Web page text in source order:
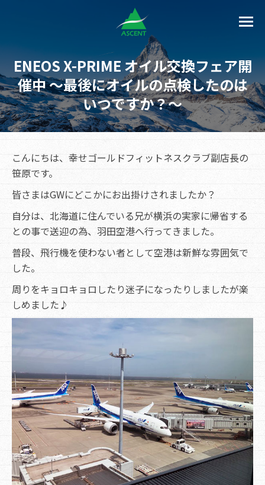
ENEOS X-PRIME オイル交換フェア開
催中 ～最後にオイルの点検したのは
いつですか？～
こんにちは、幸せゴールドフィットネスクラブ副店長の
笹原です。
皆さまはGWにどこかにお出掛けされましたか？
自分は、北海道に住んでいる兄が横浜の実家に帰省する
との事で送迎の為、羽田空港へ行ってきました。
普段、飛行機を使わない者として空港は新鮮な雰囲気で
した。
周りをキョロキョロしたり迷子になったりしましたが楽
しめました♪